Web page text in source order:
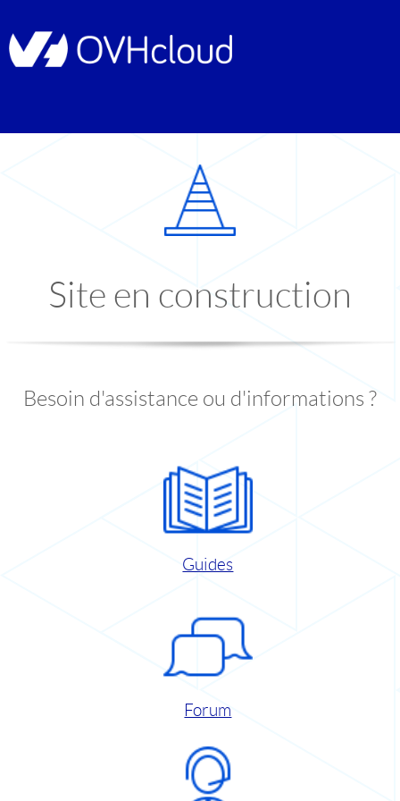
Site en construction
Besoin d'assistance ou d'informations ?
Guides
Forum